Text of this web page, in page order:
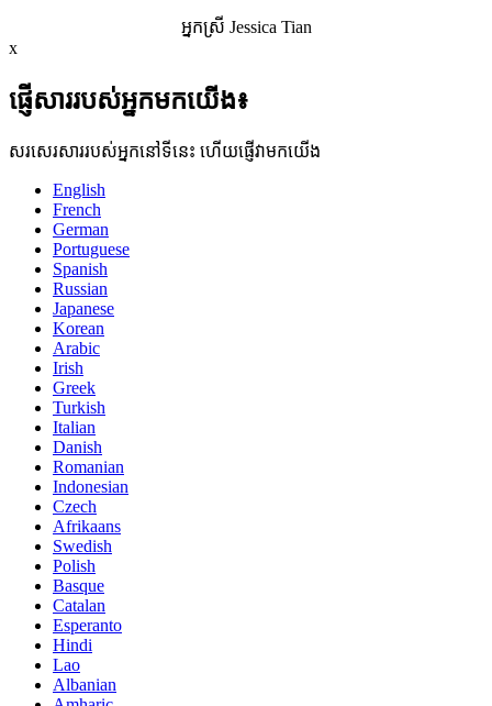
អ្នកស្រី Jessica Tian
x
ផ្ញើសាររបស់អ្នកមកយើង៖
សរសេរសាររបស់អ្នកនៅទីនេះ ហើយផ្ញើវាមកយើង
English
French
German
Portuguese
Spanish
Russian
Japanese
Korean
Arabic
Irish
Greek
Turkish
Italian
Danish
Romanian
Indonesian
Czech
Afrikaans
Swedish
Polish
Basque
Catalan
Esperanto
Hindi
Lao
Albanian